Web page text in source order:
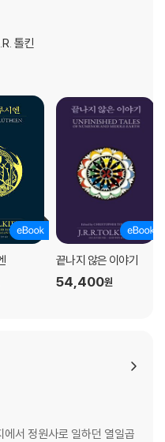
그의
톨킨
끝나지 않은 이야기
54,400원
서 정원사로 일하던 열일곱